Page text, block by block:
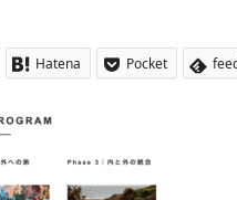
Hatena Pocket